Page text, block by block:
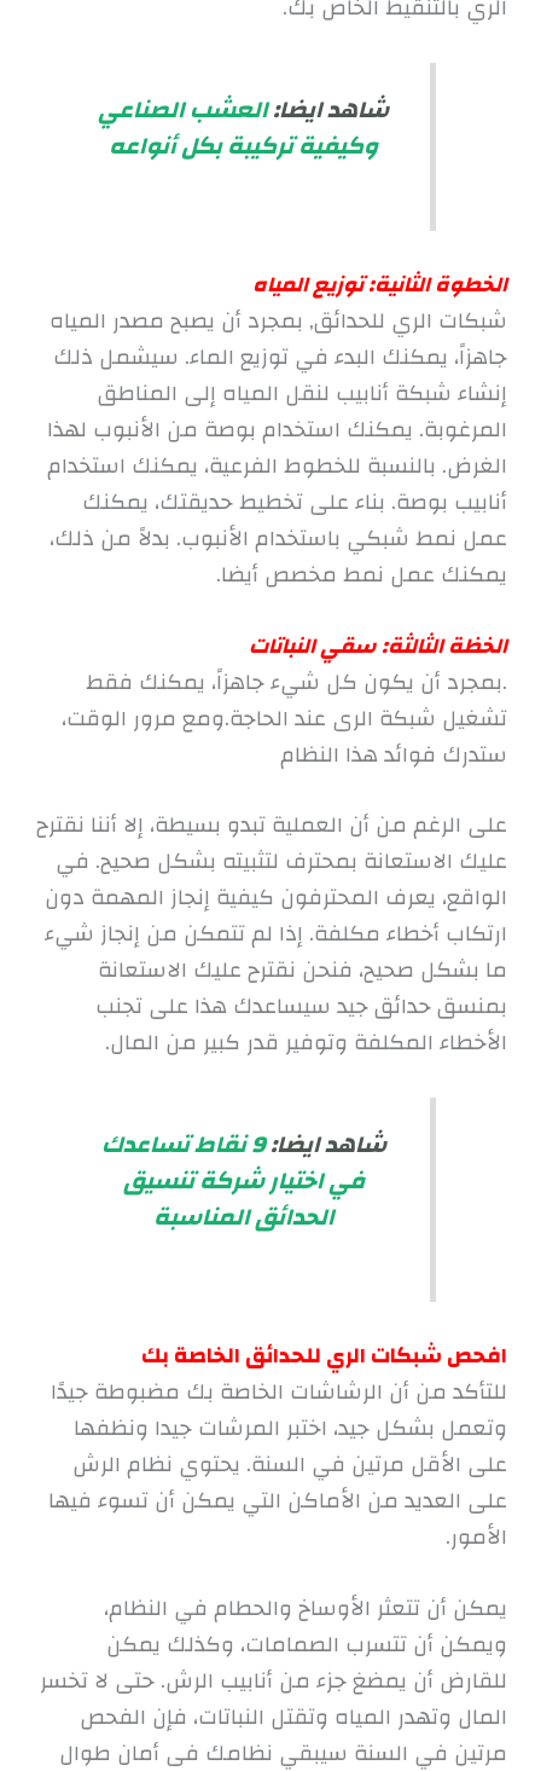
الري بالتنقيط الخاص بك.
شاهد ايضا:العشب الصناعي
وكيفية تركيبة بكل أنواعه
الخطوة الثانية: توزيع المياه
شبكات الري للحدائق, بمجرد أن يصبح مصدر المياه
جاهزاً، يمكنك البدء في توزيع الماء. سيشمل ذلك
إنشاء شبكة أنابيب لنقل المياه إلى المناطق
المرغوبة. يمكنك استخدام بوصة من الأنبوب لهذا
الغرض. بالنسبة للخطوط الفرعية، يمكنك استخدام
أنابيب بوصة. بناء على تخطيط حديقتك، يمكنك
عمل نمط شبكي باستخدام الأنبوب. بدلاً من ذلك،
يمكنك عمل نمط مخصص أيضا.
الخظة الثالثة: سقي النباتات
.بمجرد أن يكون كل شيء جاهزاً، يمكنك فقط
تشغيل شبكة الرى عند الحاجة.ومع مرور الوقت،
ستدرك فوائد هذا النظام
على الرغم من أن العملية تبدو بسيطة، إلا أننا نقترح
عليك الاستعانة بمحترف لتثبيته بشكل صحيح. في
الواقع، يعرف المحترفون كيفية إنجاز المهمة دون
ارتكاب أخطاء مكلفة. إذا لم تتمكن من إنجاز شيء
ما بشكل صحيح، فنحن نقترح عليك الاستعانة
بمنسق حدائق جيد سيساعدك هذا على تجنب
الأخطاء المكلفة وتوفير قدر كبير من المال.
شاهد ايضا: 9 نقاط تساعدك
في اختيار شركة تنسيق
الحدائق المناسبة
افحص شبكات الري للحدائق الخاصة بك
للتأكد من أن الرشاشات الخاصة بك مضبوطة جيدًا
وتعمل بشكل جيد، اختبر المرشات جيدا ونظفها
على الأقل مرتين في السنة. يحتوي نظام الرش
على العديد من الأماكن التي يمكن أن تسوء فيها
الأمور.
يمكن أن تتعثر الأوساخ والحطام في النظام،
ويمكن أن تتسرب الصمامات، وكذلك يمكن
للقارض أن يمضغ جزء من أنابيب الرش. حتى لا تخسر
المال وتهدر المياه وتقتل النباتات، فإن الفحص
مرتين في السنة سيبقي نظامك فى أمان طوال